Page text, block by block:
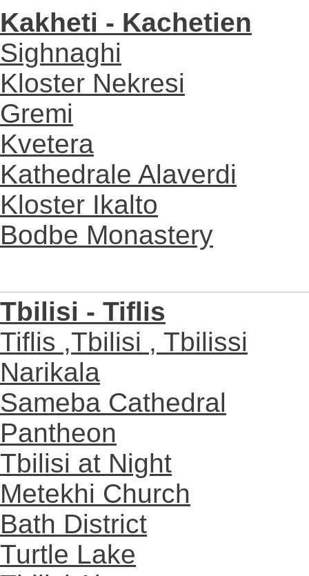
Kakheti - Kachetien
Sighnaghi
Kloster Nekresi
Gremi
Kvetera
Kathedrale Alaverdi
Kloster Ikalto
Bodbe Monastery
Tbilisi - Tiflis
Tiflis ,Tbilisi , Tbilissi
Narikala
Sameba Cathedral
Pantheon
Tbilisi at Night
Metekhi Church
Bath District
Turtle Lake